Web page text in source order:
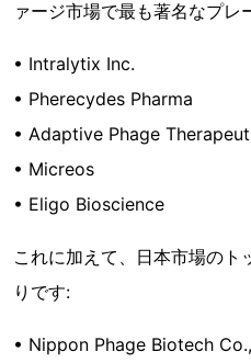
ァージ市場で最も著名なプレ
• Intralytix Inc.
• Pherecydes Pharma
• Adaptive Phage
• Micreos
• Eligo Bioscience
これに加えて、日本市場の
りです:
• Nippon Phage Biotech